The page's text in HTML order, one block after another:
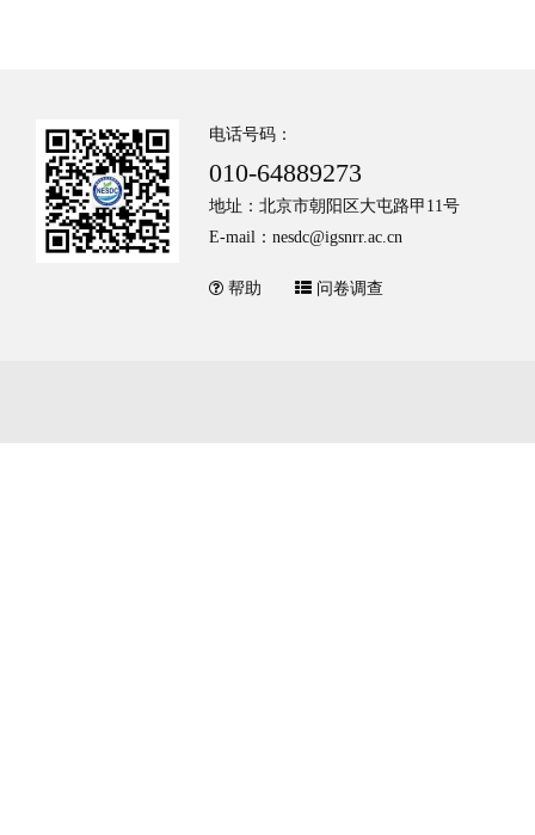
电话号码：
010-64889273
地址：北京市朝阳区大屯路甲11号
E-mail：nesdc@igsnrr.ac.cn
帮助 问卷调查